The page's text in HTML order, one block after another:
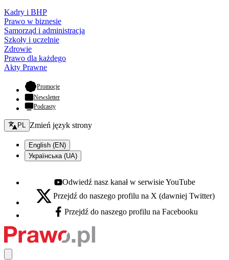
Kadry i BHP
Prawo w biznesie
Samorząd i administracja
Szkoły i uczelnie
Zdrowie
Prawo dla każdego
Akty Prawne
Promocje- otwiera się w nowej karcie
Newsletter
Podcasty
Zmień język - bieżący:
PL Zmień język strony
English (EN)
Українська (UA)
Youtube - otwiera się w nowej karcie
Odwiedź nasz kanał w serwisie YouTube
X - otwiera się w nowej karcie
Przejdź do naszego profilu na X (dawniej Twitter)
Facebook - otwiera się w nowej karcie
Przejdź do naszego profilu na Facebooku